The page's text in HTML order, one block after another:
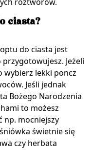
roztworów.
ciasta?
do ciasta jest
Jeżeli
wybierz lekki poncz
Jeśli jednak
Bożego Narodzenia
to możesz
np. mocniejszy
świetnie się
czy herbata